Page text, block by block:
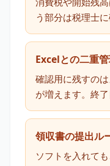
う部分は税理士
Excelとの二重
確認用に残すの
が増えます。終
領収書の提出ル
ソフトを入れて